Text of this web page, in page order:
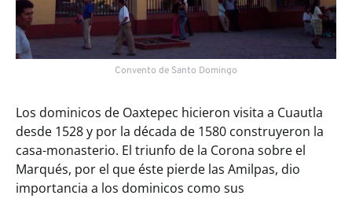
Convento de Santo Domingo
Los dominicos de Oaxtepec hicieron visita a Cuautla
desde 1528 y por la década de 1580 construyeron la
casa-monasterio. El triunfo de la Corona sobre el
Marqués, por el que éste pierde las Amilpas, dio
importancia a los dominicos como sus